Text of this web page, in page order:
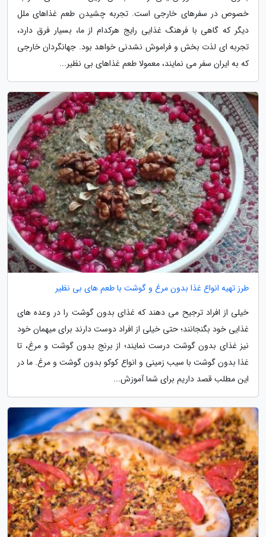
خصوص در سفرهای خارجی است. تجربه چشیدن طعم غذاهای ملل
دیگر که گاهی با فرهنگ غذایی رایج هرکدام از ما، بسیار فرق دارد،
تجربه ای لذت بخش و فراموش نشدنی خواهد بود. جهانگردان خارجی
که به ایران سفر می نمایند، معمولا طعم غذاهای بی نظیر...
طرز تهیه انواع غذا بدون مرغ و گوشت با طعم های بی نظیر
خیلی از افراد ترجیح می دهند که غذای بدون گوشت را در وعده های
غذایی خود بگنجانند؛ حتی خیلی از افراد دوست دارند برای میهمان خود
نیز غذای بدون گوشت درست نمایند؛ از برنج بدون گوشت و مرغ، تا
غذا بدون گوشت با سیب زمینی و انواع کوکو بدون گوشت و مرغ. ما در
این مطلب قصد داریم برای شما آموزش...